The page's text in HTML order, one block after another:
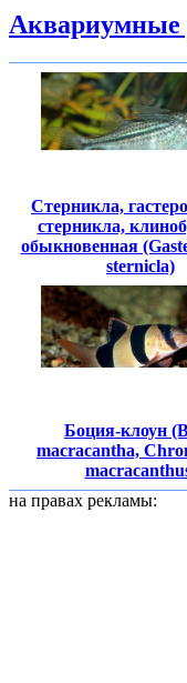
Стерникла,
стерникла,
обыкновенная
sternicla)
Боция-клоун
macracantha,
на правах рекламы: